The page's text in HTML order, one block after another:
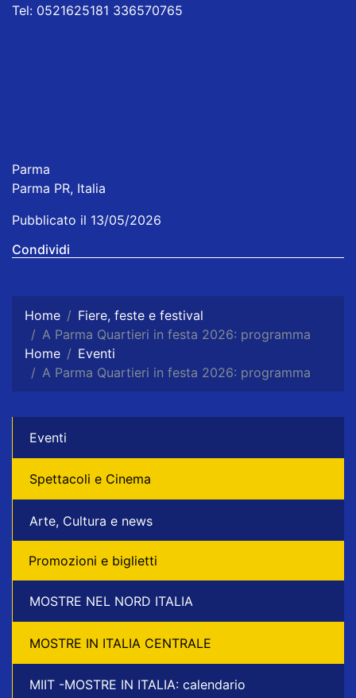
Tel: 0521625181 336570765
Parma
Parma PR, Italia
Pubblicato il 13/05/2026
Condividi
Home
Fiere, feste e festival
A Parma Quartieri in festa 2026: programma
Home
Eventi
A Parma Quartieri in festa 2026: programma
Eventi
Spettacoli e Cinema
Arte, Cultura e news
Promozioni e biglietti
MOSTRE NEL NORD ITALIA
MOSTRE IN ITALIA CENTRALE
MIIT -MOSTRE IN ITALIA: calendario